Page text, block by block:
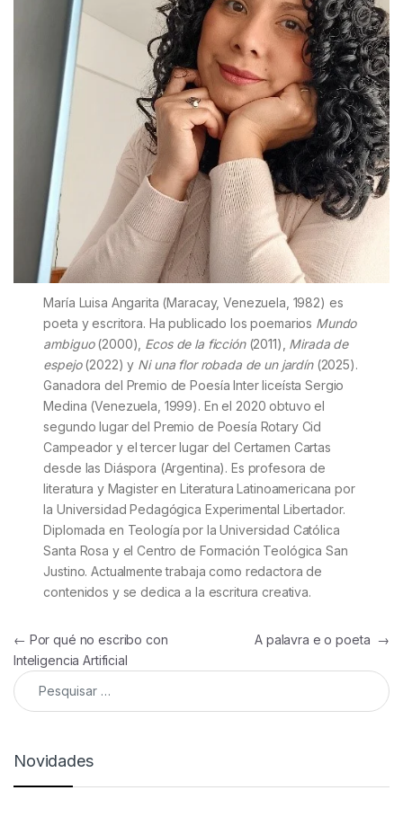
María Luisa Angarita (Maracay, Venezuela, 1982) es
poeta y escritora. Ha publicado los poemarios Mundo
ambiguo(2000), Ecos de la ficción(2011), Mirada de
espejo(2022) y Ni una flor robada de un jardín(2025).
Ganadora del Premio de Poesía Inter liceísta Sergio
Medina (Venezuela, 1999). En el 2020 obtuvo el
segundo lugar del Premio de Poesía Rotary Cid
Campeador y el tercer lugar del Certamen Cartas
desde las Diáspora (Argentina). Es profesora de
literatura y Magister en Literatura Latinoamericana por
la Universidad Pedagógica Experimental Libertador.
Diplomada en Teología por la Universidad Católica
Santa Rosa y el Centro de Formación Teológica San
Justino. Actualmente trabaja como redactora de
contenidos y se dedica a la escritura creativa.
Navegação de Post
← Por qué no escribo con
Inteligencia Artificial
A palavra e o poeta →
Pesquisar por:
Novidades